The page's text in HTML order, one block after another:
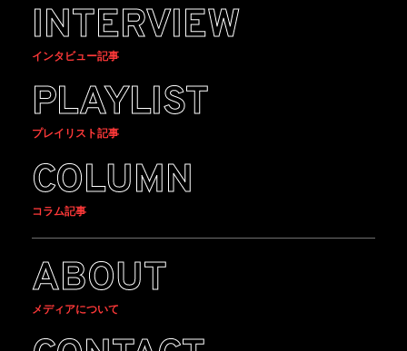
INTERVIEW
インタビュー記事
PLAYLIST
プレイリスト記事
COLUMN
コラム記事
ABOUT
メディアについて